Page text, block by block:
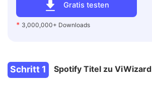
Gratis testen
* 3,000,000+ Downloads
Schritt 1 Spotify Titel zu